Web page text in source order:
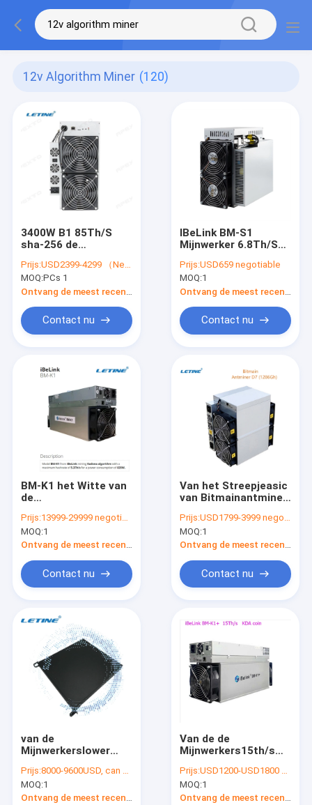
12v Algorithm Miner (120)
3400W B1 85Th/S
sha-256 de
van BTC IPollo
Prijs:USD2399-4299 （Negotiable）
MOQ:PCs 1
Contact nu
IBeLink BM-S1
Mijnwerker 6.8Th/S
Sia Algoritme
Mijnwerker 2350w
Prijs:USD659 negotiable
MOQ:1
Contact nu
BM-K1 het Witte van
de
interface for van
74db 12V iBeLink
Muntstuk van de
Prijs:13999-29999 negotiable
MOQ:1
Contact nu
Van het Streepjeasic
van Bitmainantminer
Mijnwerker van het de
Mijnwerkersd7 X11
Algoritme
Prijs:USD1799-3999 negotiable
MOQ:1
Contact nu
van de
Mijnwerkerslower
12V ETH enz. 240W
Jas het
Huismijnbouw
Prijs:8000-9600USD, can be negotiate
MOQ:1
Ontvang de meest recente Prijs
Van de de
Mijnwerkers15th/s
Ibelinkbm K1+ het
Algoritmemijnwerker
2250w van Kadena
Prijs:USD1200-USD1800 negotiable
MOQ:1
Ontvang de meest recente Prijs